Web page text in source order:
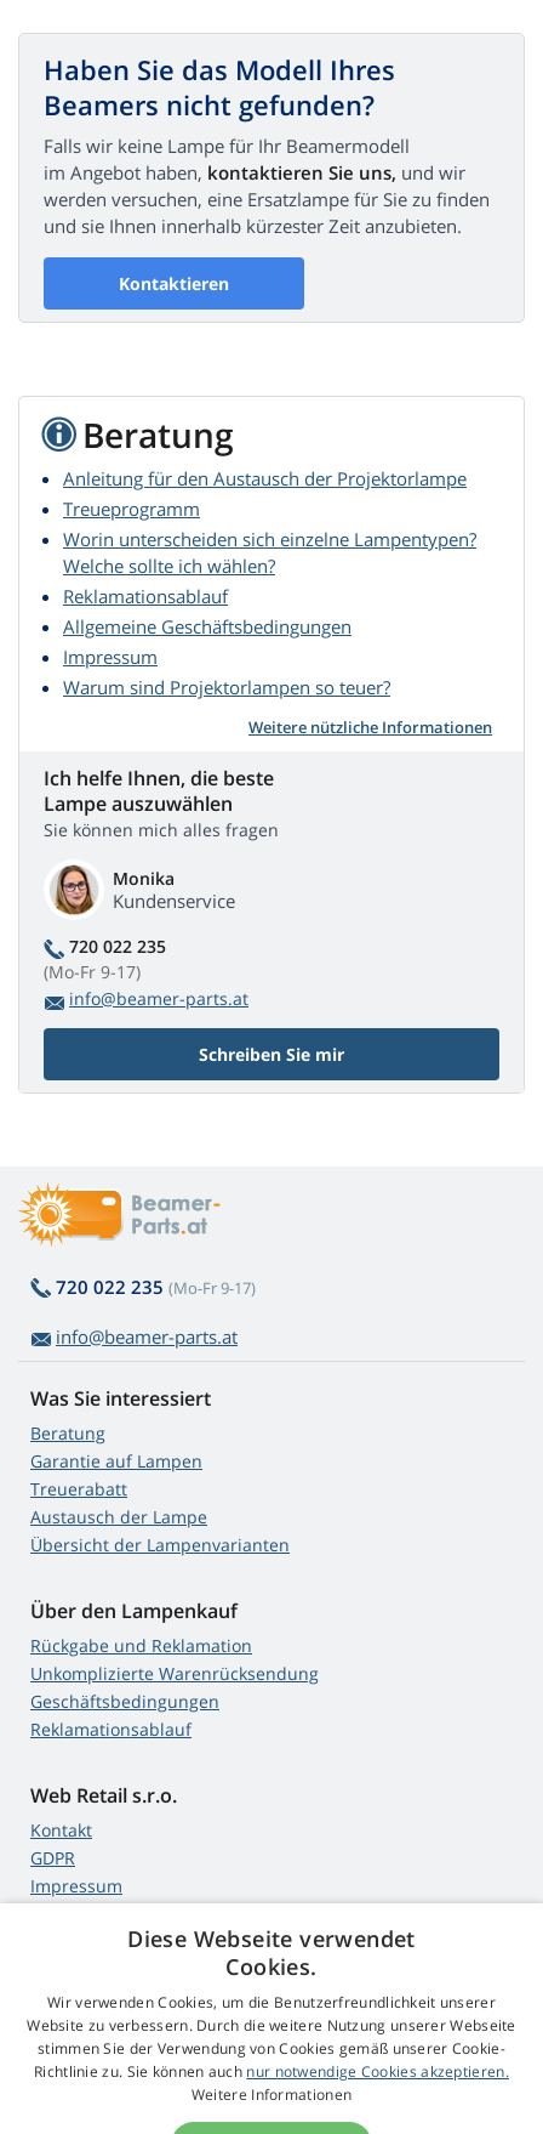
Haben Sie das Modell Ihres
Beamers nicht gefunden?
Falls wir keine Lampe für Ihr Beamermodell
im Angebot haben, kontaktieren Sie uns, und wir
werden versuchen, eine Ersatzlampe für Sie zu finden
und sie Ihnen innerhalb kürzester Zeit anzubieten.
Kontaktieren
Beratung
Anleitung für den Austausch der Projektorlampe
Treueprogramm
Worin unterscheiden sich einzelne Lampentypen?
Welche sollte ich wählen?
Reklamationsablauf
Allgemeine Geschäftsbedingungen
Impressum
Warum sind Projektorlampen so teuer?
Weitere nützliche Informationen
Ich helfe Ihnen, die beste
Lampe auszuwählen
Sie können mich alles fragen
Monika
Kundenservice
720 022 235
(Mo-Fr 9-17)
info@beamer-parts.at
Schreiben Sie mir
720 022 235 (Mo-Fr 9-17)
info@beamer-parts.at
Was Sie interessiert
Beratung
Garantie auf Lampen
Treuerabatt
Austausch der Lampe
Übersicht der Lampenvarianten
Über den Lampenkauf
Rückgabe und Reklamation
Unkomplizierte Warenrücksendung
Geschäftsbedingungen
Reklamationsablauf
Web Retail s.r.o.
Kontakt
GDPR
Impressum
4,9Sterne
545 Bewertungen Google
© 2009 - 2026 Beamer-Parts.at
Diese Webseite verwendet
Cookies.
Wir verwenden Cookies, um die Benutzerfreundlichkeit unserer
Website zu verbessern. Durch die weitere Nutzung unserer Webseite
stimmen Sie der Verwendung von Cookies gemäß unserer Cookie-
Richtlinie zu. Sie können auch nur notwendige Cookies akzeptieren.
Weitere Informationen